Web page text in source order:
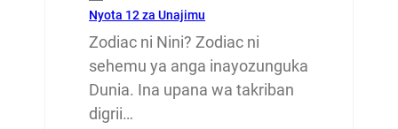
Nyota 12 za Unajimu
Zodiac ni Nini? Zodiac ni
sehemu ya anga inayozunguka
Dunia. Ina upana wa takriban
digrii…